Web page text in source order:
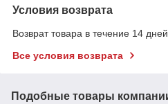
Условия возврата
Возврат товара в течение 14
Все условия возврата
Подобные товары